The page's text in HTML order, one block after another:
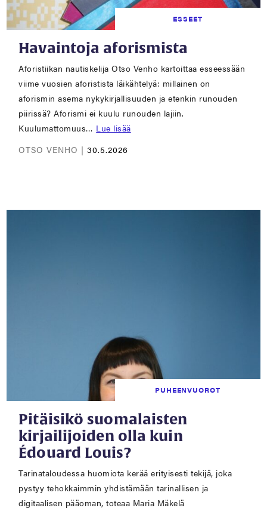
ESSEET
Havaintoja aforismista
Aforistiikan nautiskelija Otso Venho kartoittaa esseessään
viime vuosien aforistista läikähtelyä: millainen on
aforismin asema nykykirjallisuuden ja etenkin runouden
piirissä? Aforismi ei kuulu runouden lajiin.
Kuulumattomuus… Lue lisää
OTSO VENHO |30.5.2026
PUHEENVUOROT
Pitäisikö suomalaisten
kirjailijoiden olla kuin
Édouard Louis?
Tarinataloudessa huomiota kerää erityisesti tekijä, joka
pystyy tehokkaimmin yhdistämään tarinallisen ja
digitaalisen pääoman, toteaa Maria Mäkelä